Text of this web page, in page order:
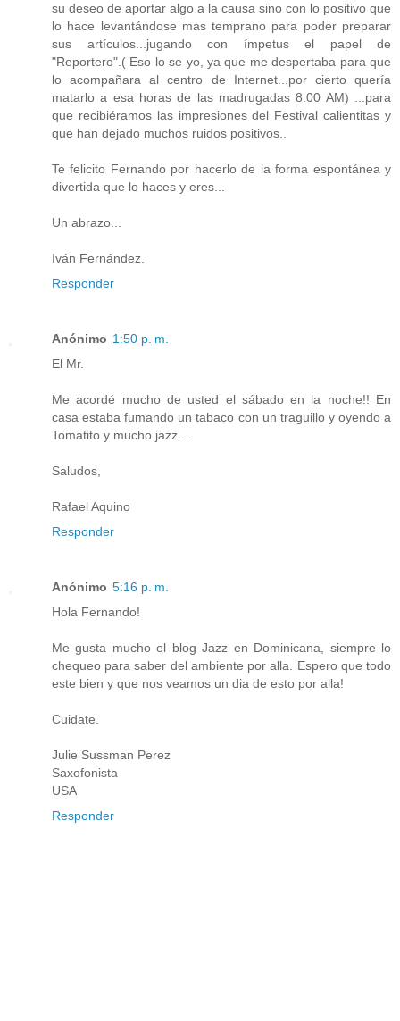
su deseo de aportar algo a la causa sino con lo positivo que
lo hace levantándose mas temprano para poder preparar
sus artículos...jugando con ímpetus el papel de
"Reportero".( Eso lo se yo, ya que me despertaba para que
lo acompañara al centro de Internet...por cierto quería
matarlo a esa horas de las madrugadas 8.00 AM) ...para
que recibiéramos las impresiones del Festival calientitas y
que han dejado muchos ruidos positivos..
Te felicito Fernando por hacerlo de la forma espontánea y
divertida que lo haces y eres...
Un abrazo...
Iván Fernández.
Responder
Anónimo 1:50 p. m.
El Mr.
Me acordé mucho de usted el sábado en la noche!! En
casa estaba fumando un tabaco con un traguillo y oyendo a
Tomatito y mucho jazz....
Saludos,
Rafael Aquino
Responder
Anónimo 5:16 p. m.
Hola Fernando!
Me gusta mucho el blog Jazz en Dominicana, siempre lo
chequeo para saber del ambiente por alla. Espero que todo
este bien y que nos veamos un dia de esto por alla!
Cuidate.
Julie Sussman Perez
Saxofonista
USA
Responder